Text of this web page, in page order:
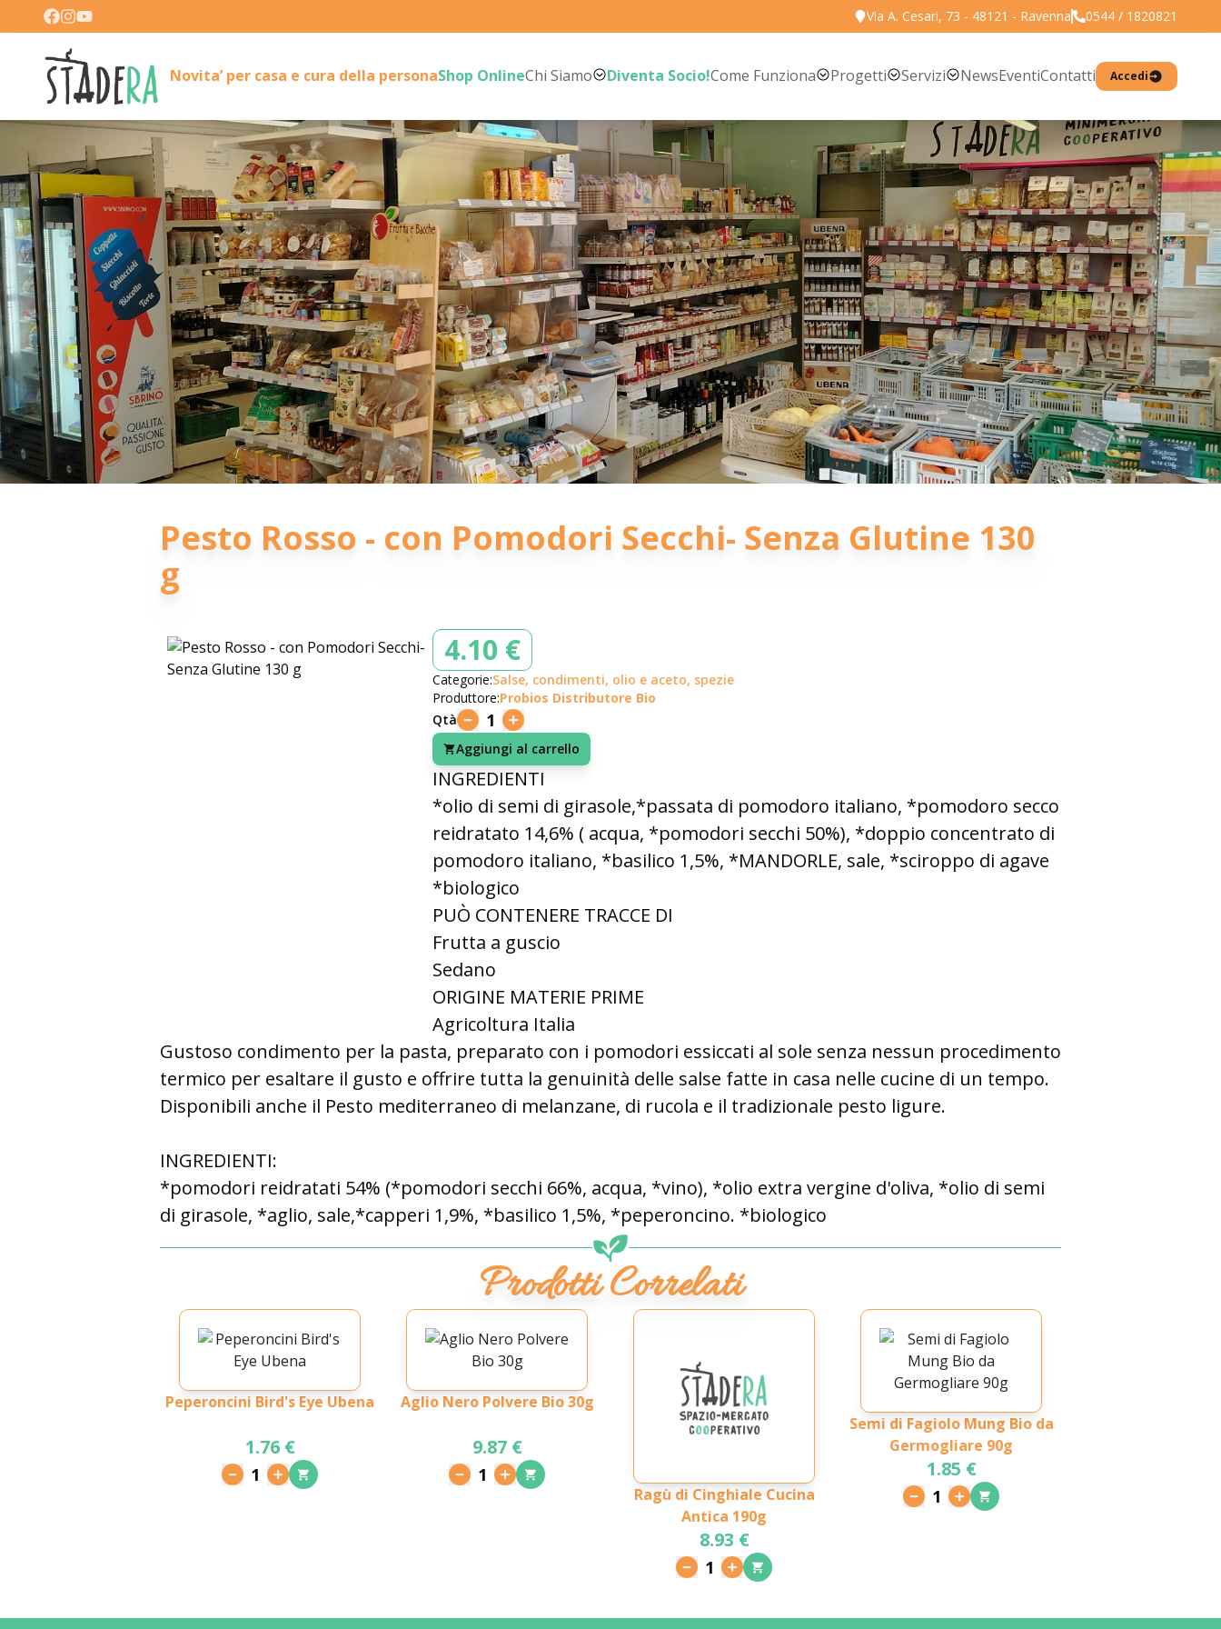
Via A. Cesari, 73 - 48121 - Ravenna 0544 / 1820821
Novita’ per casa e cura della personaShop OnlineChi Siamo Diventa Socio!Come Funziona Progetti Servizi NewsEventiContatti Accedi
Pesto Rosso - con Pomodori Secchi- Senza Glutine 130
g
4.10 €
Categorie:Salse, condimenti, olio e aceto, spezie
Produttore:Probios Distributore Bio
Qtà
1
Aggiungi al carrello
INGREDIENTI
*olio di semi di girasole,*passata di pomodoro italiano, *pomodoro secco
reidratato 14,6% ( acqua, *pomodori secchi 50%), *doppio concentrato di
pomodoro italiano, *basilico 1,5%, *MANDORLE, sale, *sciroppo di agave
*biologico
PUÒ CONTENERE TRACCE DI
Frutta a guscio
Sedano
ORIGINE MATERIE PRIME
Agricoltura Italia
Gustoso condimento per la pasta, preparato con i pomodori essiccati al sole senza nessun procedimento
termico per esaltare il gusto e offrire tutta la genuinità delle salse fatte in casa nelle cucine di un tempo.
Disponibili anche il Pesto mediterraneo di melanzane, di rucola e il tradizionale pesto ligure.
INGREDIENTI:
*pomodori reidratati 54% (*pomodori secchi 66%, acqua, *vino), *olio extra vergine d'oliva, *olio di semi
di girasole, *aglio, sale,*capperi 1,9%, *basilico 1,5%, *peperoncino. *biologico
Prodotti Correlati
Peperoncini Bird's Eye Ubena
1.76 €
1
Aglio Nero Polvere Bio 30g
9.87 €
1
Ragù di Cinghiale Cucina
Antica 190g
8.93 €
1
Semi di Fagiolo Mung Bio da
Germogliare 90g
1.85 €
1